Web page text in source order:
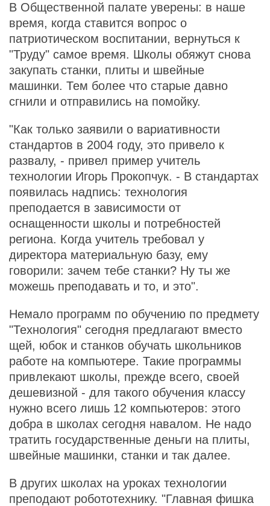
В Общественной палате уверены: в наше
время, когда ставится вопрос о
патриотическом воспитании, вернуться к
"Труду" самое время. Школы обяжут снова
закупать станки, плиты и швейные
машинки. Тем более что старые давно
сгнили и отправились на помойку.
"Как только заявили о вариативности
стандартов в 2004 году, это привело к
развалу, - привел пример учитель
технологии Игорь Прокопчук. - В стандартах
появилась надпись: технология
преподается в зависимости от
оснащенности школы и потребностей
региона. Когда учитель требовал у
директора материальную базу, ему
говорили: зачем тебе станки? Ну ты же
можешь преподавать и то, и это".
Немало программ по обучению по предмету
"Технология" сегодня предлагают вместо
щей, юбок и станков обучать школьников
работе на компьютере. Такие программы
привлекают школы, прежде всего, своей
дешевизной - для такого обучения классу
нужно всего лишь 12 компьютеров: этого
добра в школах сегодня навалом. Не надо
тратить государственные деньги на плиты,
швейные машинки, станки и так далее.
В других школах на уроках технологии
преподают робототехнику. "Главная фишка